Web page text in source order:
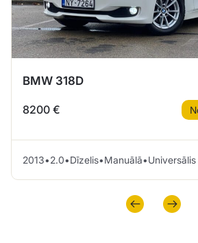
BMW 318D
8200 €
2013•2.0•Dīzelis•Manuālā•Universālis